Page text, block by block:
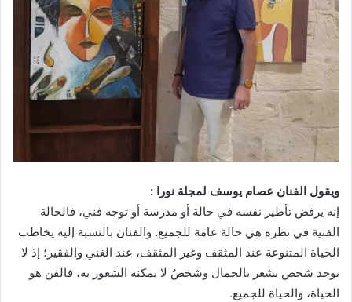
ويقول الفنان عصام يوسف لمجلة نورا :
إنه يرفض تأطير نفسه في حالة أو مدرسة أو توجه فني، فالحالة
الفنية في نظره هي حالة عامة للجميع. والفنان بالنسبة إليه يخاطب
الحياة المتنوعة عند المثقف وغير المثقف، عند الغني والفقير؛ إذ لا
يوجد شخص يشعر بالجمال وشخصٌ لا يمكنه الشعور به، فالفن هو
الحياة، والحياة للجميع.